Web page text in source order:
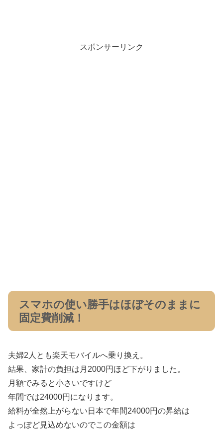
スポンサーリンク
スマホの使い勝手はほぼそのままに
固定費削減！
夫婦2人とも楽天モバイルへ乗り換え。
結果、家計の負担は月2000円ほど下がりました。
月額でみると小さいですけど
年間では24000円になります。
給料が全然上がらない日本で年間24000円の昇給は
よっぽど見込めないのでこの金額は